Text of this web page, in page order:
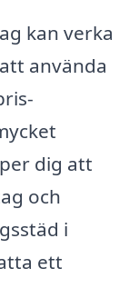
kan verka
använda
dig att
och
i
ett